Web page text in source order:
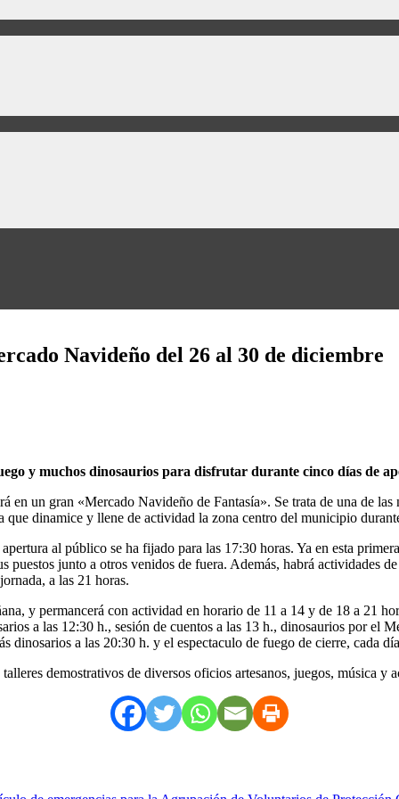
Navideño del 26 al 30 de diciembre
y muchos dinosaurios para disfrutar durante cinco días de
un gran «Mercado Navideño de Fantasía». Se trata de una de
dinamice y llene de actividad la zona centro del municipio
al público se ha fijado para las 17:30 horas. Ya en esta
puestos junto a otros venidos de fuera. Además, habrá actividades
a las 21 horas.
y permancerá con actividad en horario de 11 a 14 y de 18 a 21
a las 12:30 h., sesión de cuentos a las 13 h., dinosaurios por el
dinosarios a las 20:30 h. y el espectaculo de fuego de cierre, cada
demostrativos de diversos oficios artesanos, juegos, música y